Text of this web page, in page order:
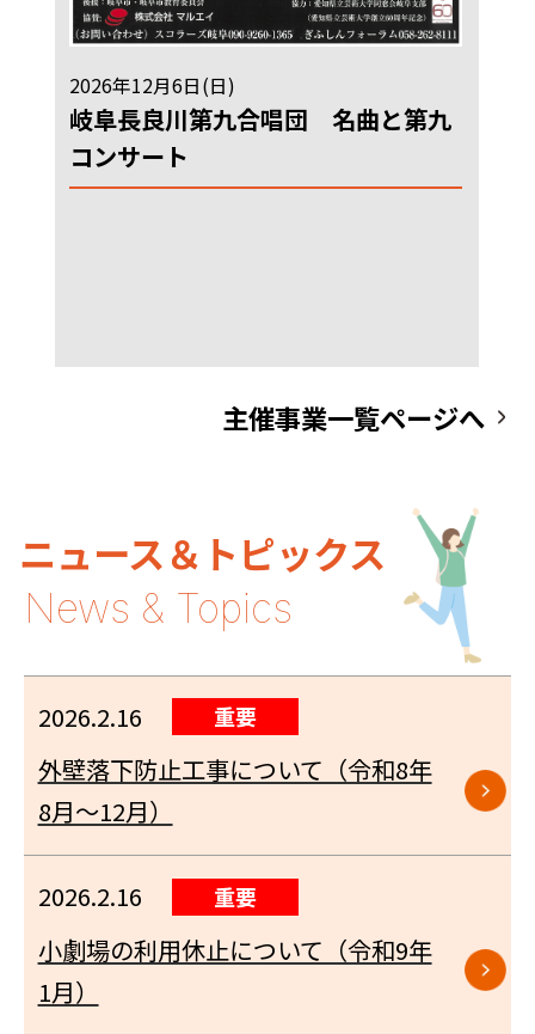
2026年12月6日(日)
岐阜長良川第九合唱団 名曲と第九
コンサート
主催事業一覧ページへ
ニュース＆トピックス
2026.2.16 重要
外壁落下防止工事について（令和8年
8月～12月）
2026.2.16 重要
小劇場の利用休止について（令和9年
1月）